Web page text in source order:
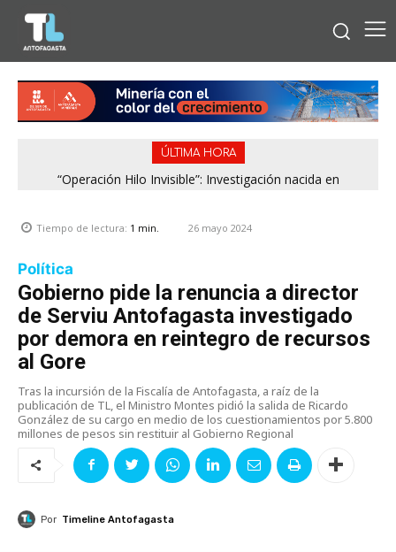
ÚLTIMA HORA
“Operación Hilo Invisible”: Investigación nacida en
Tiempo de lectura: 1 min. 26 mayo 2024
Política
Gobierno pide la renuncia a director
de Serviu Antofagasta investigado
por demora en reintegro de recursos
al Gore
Tras la incursión de la Fiscalía de Antofagasta, a raíz de la
publicación de TL, el Ministro Montes pidió la salida de Ricardo
González de su cargo en medio de los cuestionamientos por 5.800
millones de pesos sin restituir al Gobierno Regional
Por Timeline Antofagasta